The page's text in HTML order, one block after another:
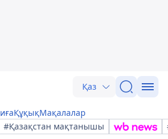
Қаз
ҚұқықМақалалар
#Қазақстан мақтанышы